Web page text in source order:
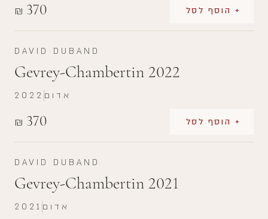
₪ 370 + הוסף לסל
DAVID DUBAND
Gevrey-Chambertin 2022
₪ 370 + הוסף לסל
2022 אדום
DAVID DUBAND
Gevrey-Chambertin 2021
2021 אדום